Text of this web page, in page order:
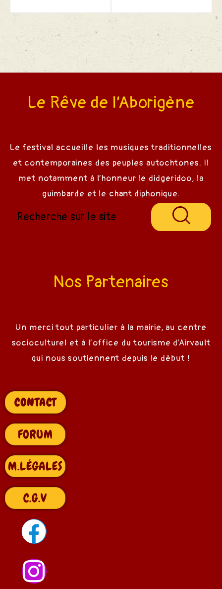
Le Rêve de l’Aborigène
Le festival accueille les musiques traditionnelles
et contemporaines des peuples autochtones. Il
met notamment à l’honneur le didgeridoo, la
guimbarde et le chant diphonique.
Nos Partenaires
Un merci tout particulier à la mairie, au centre
socioculturel et à l’office du tourisme d’Airvault
qui nous soutiennent depuis le début !
CONTACT
FORUM
M.LÉGALES
C.G.V